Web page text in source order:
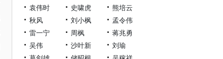
袁伟时
史啸虎
熊培云
秋风
刘小枫
孟令伟
雷一宁
周枫
蒋兆勇
吴伟
沙叶新
刘瑜